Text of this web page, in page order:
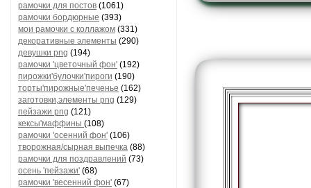
рамочки для постов (1061)
рамочки бордюрные (393)
мои рамочки с коллажом (331)
декоративные элементы (290)
девушки png (194)
рамочки 'цветочный фон' (192)
пирожки'булочки'пироги (190)
торты'пирожные'печенье (162)
заготовки,элементы png (129)
пейзажи png (121)
кексы'маффины (108)
рамочки 'осенний фон' (106)
творожная/сырная выпечка (88)
рамочки для поздравлений (73)
осень 'пейзажи' (68)
рамочки 'весенний фон' (67)